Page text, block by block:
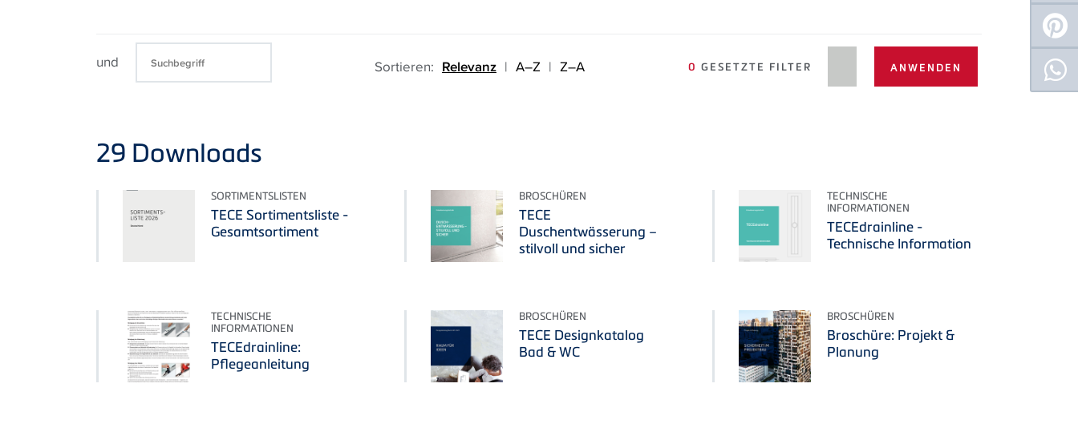
und Sortieren: Relevanz | A–Z | Z–A 0 GESETZTE FILTER
29 Downloads
SORTIMENTSLISTEN
TECE Sortimentsliste -
Gesamtsortiment
BROSCHÜREN
TECE
Duschentwässerung –
stilvoll und sicher
TECHNISCHE
INFORMATIONEN
TECEdrainline -
Technische Information
TECHNISCHE
INFORMATIONEN
TECEdrainline:
Pflegeanleitung
BROSCHÜREN
TECE Designkatalog
Bad & WC
BROSCHÜREN
Broschüre: Projekt &
Planung